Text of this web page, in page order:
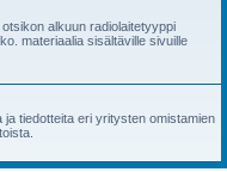
alkuun radiolaitetyyppi
materiaalia sisältäville sivuille
tiedotteita eri yritysten omistamien